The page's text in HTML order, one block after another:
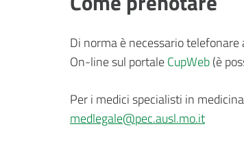
Di norma è necessario telefonare
On-line sul portaleCupWeb(è
Per i medici specialisti in
medlegale@pec.ausl.mo.it